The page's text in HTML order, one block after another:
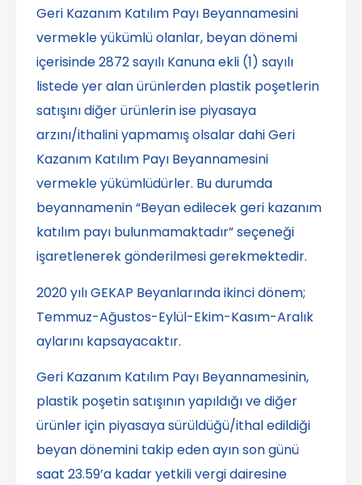
Geri Kazanım Katılım Payı Beyannamesini
vermekle yükümlü olanlar, beyan dönemi
içerisinde 2872 sayılı Kanuna ekli (1) sayılı
listede yer alan ürünlerden plastik poşetlerin
satışını diğer ürünlerin ise piyasaya
arzını/ithalini yapmamış olsalar dahi Geri
Kazanım Katılım Payı Beyannamesini
vermekle yükümlüdürler. Bu durumda
beyannamenin “Beyan edilecek geri kazanım
katılım payı bulunmamaktadır” seçeneği
işaretlenerek gönderilmesi gerekmektedir.
2020 yılı GEKAP Beyanlarında ikinci dönem;
Temmuz-Ağustos-Eylül-Ekim-Kasım-Aralık
aylarını kapsayacaktır.
Geri Kazanım Katılım Payı Beyannamesinin,
plastik poşetin satışının yapıldığı ve diğer
ürünler için piyasaya sürüldüğü/ithal edildiği
beyan dönemini takip eden ayın son günü
saat 23.59’a kadar yetkili vergi dairesine